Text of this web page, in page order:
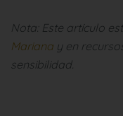
Nota: Este artículo
Mariana y en
sensibilidad.